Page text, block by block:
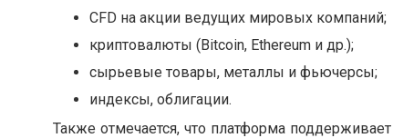
CFD на акции ведущих мировых компаний;
криптовалюты (Bitcoin, Ethereum и др.);
сырьевые товары, металлы и фьючерсы;
индексы, облигации.
Также отмечается, что платформа